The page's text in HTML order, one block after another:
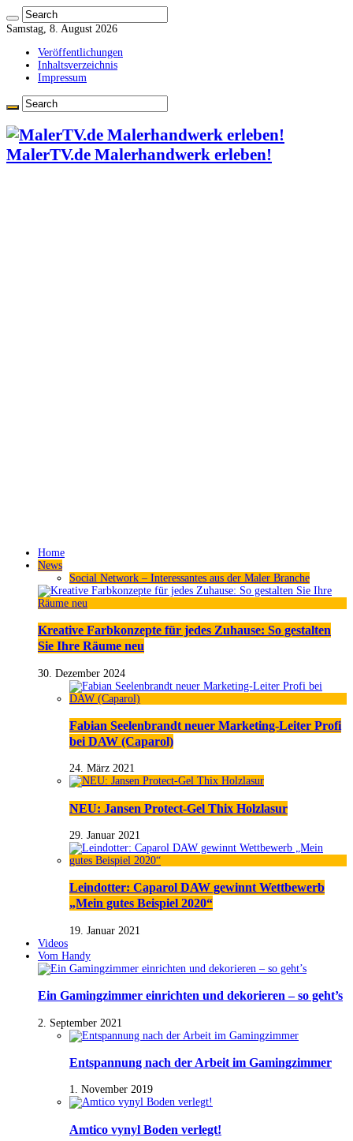
Samstag, 8. August 2026
Veröffentlichungen
Inhaltsverzeichnis
Impressum
MalerTV.de Malerhandwerk erleben!
Home
News
Social Network – Interessantes aus der Maler Branche
Kreative Farbkonzepte für jedes Zuhause: So gestalten
Sie Ihre Räume neu
30. Dezember 2024
Fabian Seelenbrandt neuer Marketing-Leiter Profi
bei DAW (Caparol)
24. März 2021
NEU: Jansen Protect-Gel Thix Holzlasur
29. Januar 2021
Leindotter: Caparol DAW gewinnt Wettbewerb
„Mein gutes Beispiel 2020“
19. Januar 2021
Videos
Vom Handy
Ein Gamingzimmer einrichten und dekorieren – so geht’s
2. September 2021
Entspannung nach der Arbeit im Gamingzimmer
1. November 2019
Amtico vynyl Boden verlegt!